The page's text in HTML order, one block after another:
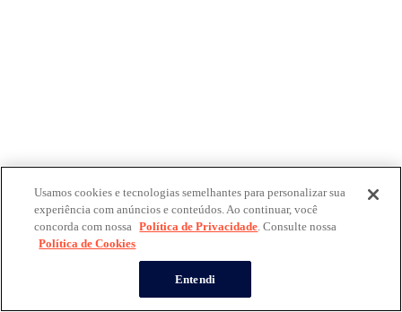
Usamos cookies e tecnologias semelhantes para personalizar sua
experiência com anúncios e conteúdos. Ao continuar, você
concorda com nossa Política de Privacidade. Consulte nossa
Política de Cookies
Entendi